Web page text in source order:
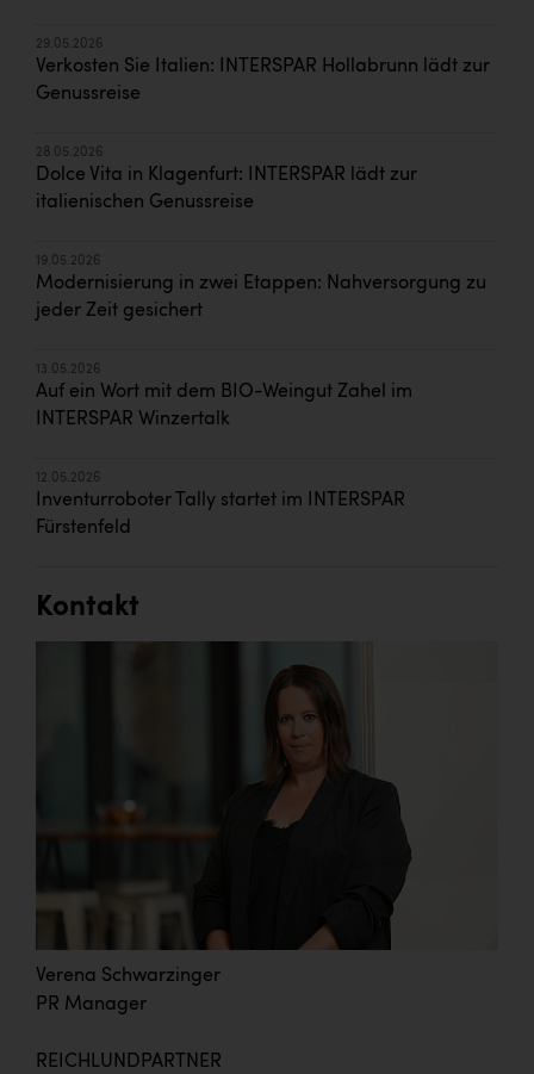
29.05.2026
Verkosten Sie Italien: INTERSPAR Hollabrunn lädt zur
Genussreise
28.05.2026
Dolce Vita in Klagenfurt: INTERSPAR lädt zur
italienischen Genussreise
19.05.2026
Modernisierung in zwei Etappen: Nahversorgung zu
jeder Zeit gesichert
13.05.2026
Auf ein Wort mit dem BIO-Weingut Zahel im
INTERSPAR Winzertalk
12.05.2026
Inventurroboter Tally startet im INTERSPAR
Fürstenfeld
Kontakt
Verena Schwarzinger
PR Manager
REICHLUNDPARTNER